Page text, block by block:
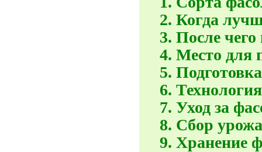
Когда
После
Место для
Уход за
Сбор
Хранение